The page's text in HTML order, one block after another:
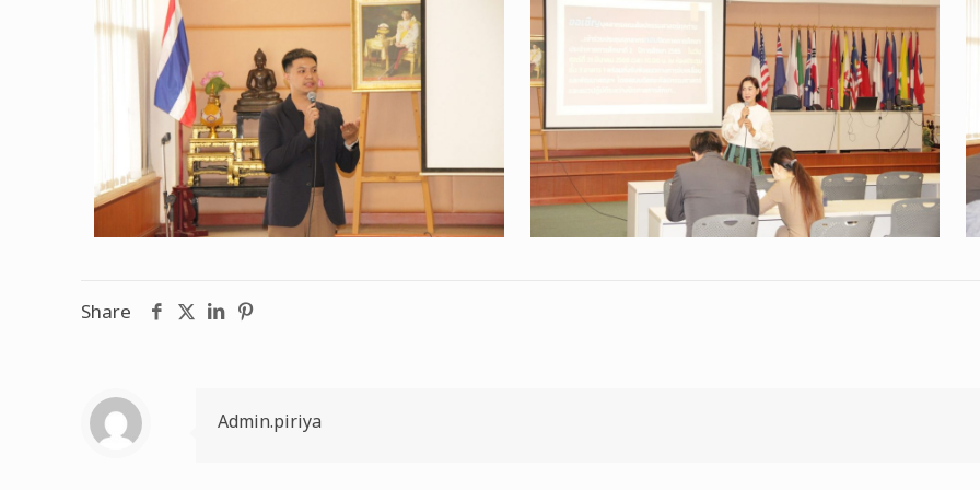
Share
Admin.piriya